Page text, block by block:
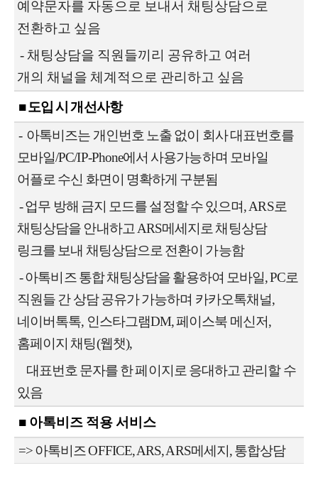
예약문자를 자동으로 보내서 채팅상담으로
전환하고 싶음
- 채팅상담을 직원들끼리 공유하고 여러
개의 채널을 체계적으로 관리하고 싶음
■ 도입 시 개선사항
- 아톡비즈는 개인번호 노출 없이 회사 대표번호를
모바일/PC/IP-Phone에서 사용가능하며 모바일
어플로 수신 화면이 명확하게 구분됨
-업무 방해 금지 모드를 설정할 수 있으며, ARS로
채팅상담을 안내하고 ARS메세지로 채팅상담
링크를 보내 채팅상담으로 전환이 가능함
-아톡비즈 통합 채팅상담을 활용하여 모바일, PC로
직원들 간 상담 공유가 가능하며 카카오톡채널,
네이버톡톡, 인스타그램DM, 페이스북 메신저,
홈페이지 채팅(웹챗),
대표번호 문자를 한 페이지로 응대하고 관리할 수
있음
■ 아톡비즈 적용 서비스
=> 아톡비즈 OFFICE, ARS, ARS메세지, 통합상담